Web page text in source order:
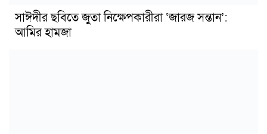
সাঈদীর ছবিতে জুতা নিক্ষেপকারীরা ‘জারজ সন্তান’:
আমির হামজা